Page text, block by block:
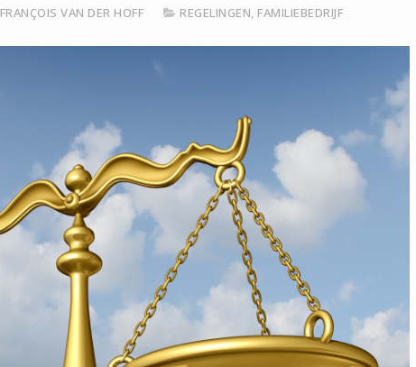
FRANÇOIS VAN DER HOFF REGELINGEN, FAMILIEBEDRIJF